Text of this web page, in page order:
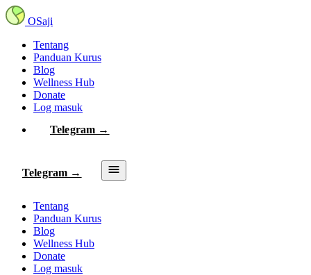
OSaji
Tentang
Panduan Kurus
Blog
Wellness Hub
Donate
Log masuk
Telegram →
Telegram →
Tentang
Panduan Kurus
Blog
Wellness Hub
Donate
Log masuk